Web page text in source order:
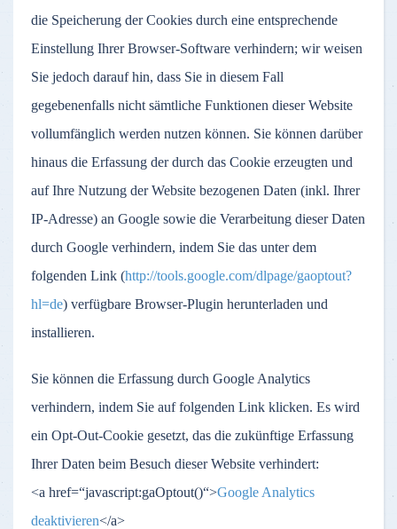
die Speicherung der Cookies durch eine entsprechende
Einstellung Ihrer Browser-Software verhindern; wir weisen
Sie jedoch darauf hin, dass Sie in diesem Fall
gegebenenfalls nicht sämtliche Funktionen dieser Website
vollumfänglich werden nutzen können. Sie können darüber
hinaus die Erfassung der durch das Cookie erzeugten und
auf Ihre Nutzung der Website bezogenen Daten (inkl. Ihrer
IP-Adresse) an Google sowie die Verarbeitung dieser Daten
durch Google verhindern, indem Sie das unter dem
folgenden Link (http://tools.google.com/dlpage/gaoptout?
hl=de) verfügbare Browser-Plugin herunterladen und
installieren.
Sie können die Erfassung durch Google Analytics
verhindern, indem Sie auf folgenden Link klicken. Es wird
ein Opt-Out-Cookie gesetzt, das die zukünftige Erfassung
Ihrer Daten beim Besuch dieser Website verhindert:
<a href=“javascript:gaOptout()“>Google Analytics
deaktivieren</a>